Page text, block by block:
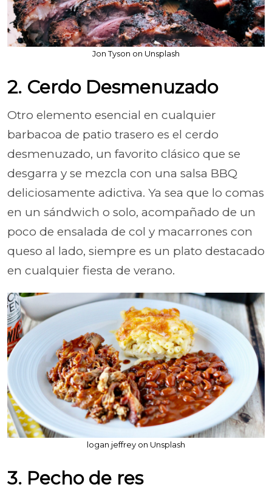
Jon Tyson on Unsplash
2. Cerdo Desmenuzado
Otro elemento esencial en cualquier
barbacoa de patio trasero es el cerdo
desmenuzado, un favorito clásico que se
desgarra y se mezcla con una salsa BBQ
deliciosamente adictiva. Ya sea que lo comas
en un sándwich o solo, acompañado de un
poco de ensalada de col y macarrones con
queso al lado, siempre es un plato destacado
en cualquier fiesta de verano.
logan jeffrey on Unsplash
3. Pecho de res